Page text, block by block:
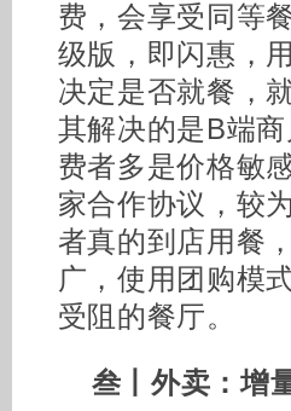
费，会享受同等
级版，即闪惠，
决定是否就餐，
其解决的是B端
费者多是价格敏
家合作协议，较
者真的到店用餐
广，使用团购模
受阻的餐厅。
叁丨外卖：增